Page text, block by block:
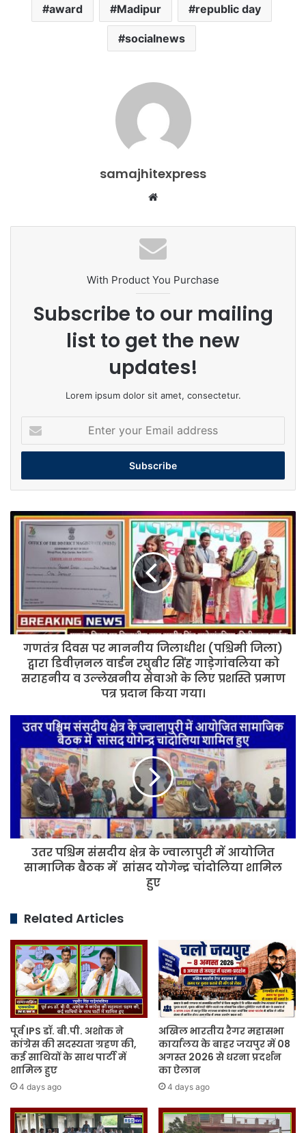
award Madipur republic day
socialnews
samajhitexpress
With Product You Purchase
Subscribe to our mailing
list to get the new
updates!
Lorem ipsum dolor sit amet, consectetur.
your
Email
गणतंत्र
जिलाधीश
(पश्चिमी
जिला)
द्वारा
डिवीज़नल
वार्डन
रघुबीर
सिंह
सराहनीय
उल्लेखनीय
सेवाओ
लिए
प्रशस्ति
प्रमाण
पत्र
किया
गणतंत्र दिवस पर माननीय जिलाधीश (पश्चिमी जिला)
द्वारा डिवीज़नल वार्डन रघुबीर सिंह गाड़ेगांवलिया को
सराहनीय व उल्लेखनीय सेवाओ के लिए प्रशस्ति प्रमाण
पत्र प्रदान किया गया।
उतर
पश्चिम
संसदीय
क्षेत्र
ज्वालापुरी
आयोजित
सामाजिक
शामिल
हुए
उतर पश्चिम संसदीय क्षेत्र के ज्वालापुरी में आयोजित
सामाजिक बैठक में सांसद योगेन्द्र चांदोलिया शामिल
हुए
Related Articles
पूर्व IPS डॉ. बी.पी. अशोक ने
कांग्रेस की सदस्यता ग्रहण की,
कई साथियों के साथ पार्टी में
शामिल हुए
4 days ago
अखिल भारतीय रैगर महासभा
कार्यालय के बाहर जयपुर में 08
अगस्त 2026 से धरना प्रदर्शन
का ऐलान
4 days ago